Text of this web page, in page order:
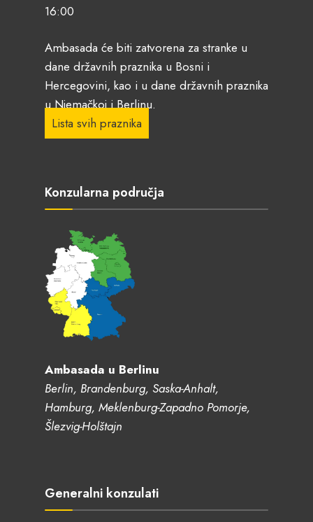
16:00
Ambasada će biti zatvorena za stranke u
dane državnih praznika u Bosni i
Hercegovini, kao i u dane državnih praznika
u Njemačkoj i Berlinu.
Lista svih praznika
Konzularna područja
Ambasada u Berlinu
Berlin, Brandenburg, Saska-Anhalt,
Hamburg, Meklenburg-Zapadno Pomorje,
Šlezvig-Holštajn
Generalni konzulati